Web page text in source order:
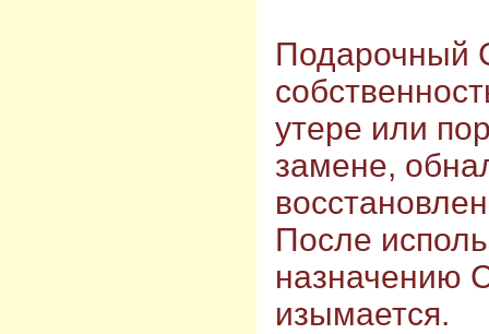
Подарочный
утере или
замене,
После
назначению
изымается.